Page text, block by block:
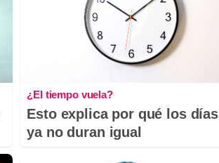
¿El tiempo vuela?
Esto explica por qué los días
ya no duran igual